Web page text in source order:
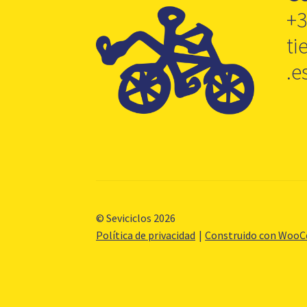
© Seviciclos 2026
Política de privacidad
Construido con